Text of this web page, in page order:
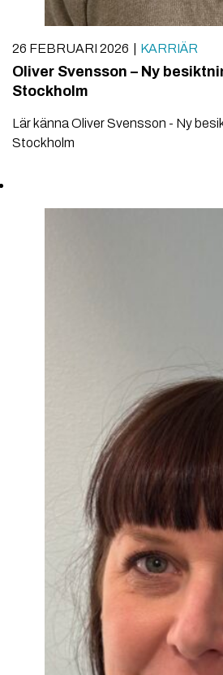
26 FEBRUARI 2026 KARRIÄR
Oliver Svensson – Ny
Stockholm
Lär känna Oliver Svensson - Ny
Stockholm